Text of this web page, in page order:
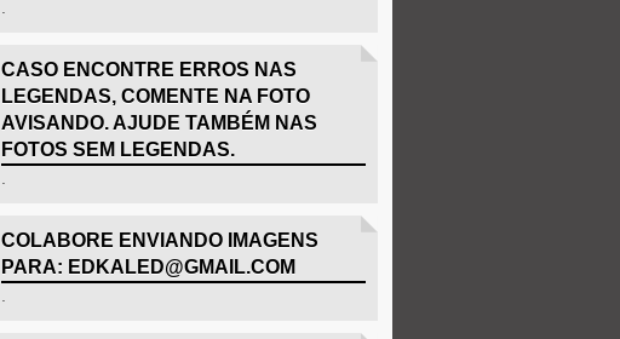
CASO ENCONTRE ERROS NAS
LEGENDAS, COMENTE NA FOTO
AVISANDO. AJUDE TAMBÉM NAS
FOTOS SEM LEGENDAS.
COLABORE ENVIANDO IMAGENS
PARA: EDKALED@GMAIL.COM